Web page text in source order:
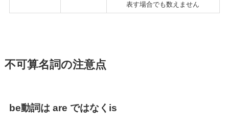
表す場合でも数えません
不可算名詞の注意点
be動詞は are ではなくis